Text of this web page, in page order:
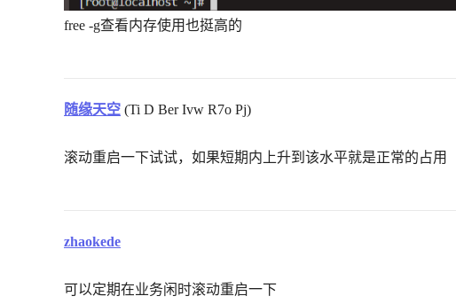
free -g查看内存使用也挺高的
随缘天空 (Ti D Ber Ivw R7o Pj)
滚动重启一下试试，如果短期内上升到该水平就是正常的占用
zhaokede
可以定期在业务闲时滚动重启一下